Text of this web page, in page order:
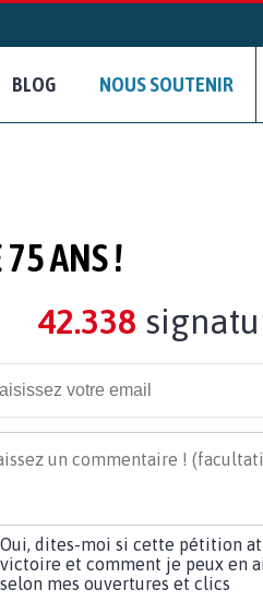
BLOG NOUS SOUTENIR
75 ANS !
42.338
Oui, dites-moi si cette pétition
victoire et comment je peux en
selon mes ouvertures et clics